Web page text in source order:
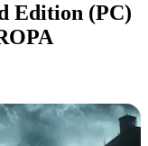
Edition (PC)